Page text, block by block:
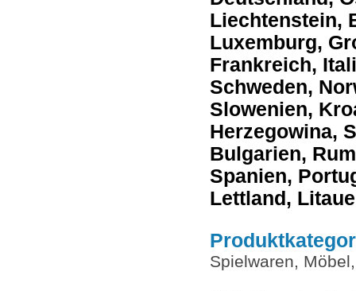
Liechtenstein,
Luxemburg,
Frankreich,
Schweden,
Slowenien,
Herzegowina,
Bulgarien,
Spanien,
Lettland,
Spielwaren,